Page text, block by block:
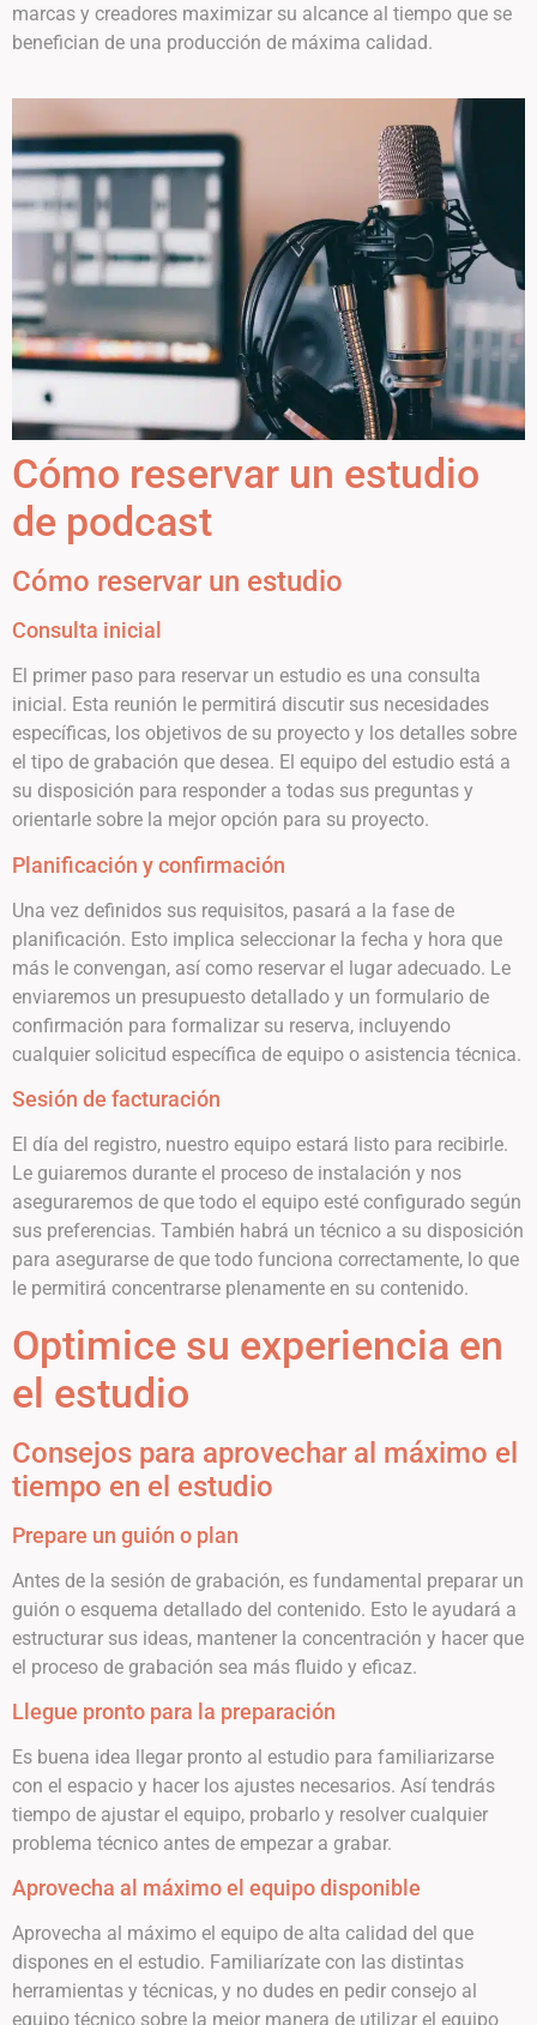
marcas y creadores maximizar su alcance al tiempo que se
benefician de una producción de máxima calidad.
Cómo reservar un estudio
de podcast
Cómo reservar un estudio
Consulta inicial
El primer paso para reservar un estudio es una consulta
inicial. Esta reunión le permitirá discutir sus necesidades
específicas, los objetivos de su proyecto y los detalles sobre
el tipo de grabación que desea. El equipo del estudio está a
su disposición para responder a todas sus preguntas y
orientarle sobre la mejor opción para su proyecto.
Planificación y confirmación
Una vez definidos sus requisitos, pasará a la fase de
planificación. Esto implica seleccionar la fecha y hora que
más le convengan, así como reservar el lugar adecuado. Le
enviaremos un presupuesto detallado y un formulario de
confirmación para formalizar su reserva, incluyendo
cualquier solicitud específica de equipo o asistencia técnica.
Sesión de facturación
El día del registro, nuestro equipo estará listo para recibirle.
Le guiaremos durante el proceso de instalación y nos
aseguraremos de que todo el equipo esté configurado según
sus preferencias. También habrá un técnico a su disposición
para asegurarse de que todo funciona correctamente, lo que
le permitirá concentrarse plenamente en su contenido.
Optimice su experiencia en
el estudio
Consejos para aprovechar al máximo el
tiempo en el estudio
Prepare un guión o plan
Antes de la sesión de grabación, es fundamental preparar un
guión o esquema detallado del contenido. Esto le ayudará a
estructurar sus ideas, mantener la concentración y hacer que
el proceso de grabación sea más fluido y eficaz.
Llegue pronto para la preparación
Es buena idea llegar pronto al estudio para familiarizarse
con el espacio y hacer los ajustes necesarios. Así tendrás
tiempo de ajustar el equipo, probarlo y resolver cualquier
problema técnico antes de empezar a grabar.
Aprovecha al máximo el equipo disponible
Aprovecha al máximo el equipo de alta calidad del que
dispones en el estudio. Familiarízate con las distintas
herramientas y técnicas, y no dudes en pedir consejo al
equipo técnico sobre la mejor manera de utilizar el equipo